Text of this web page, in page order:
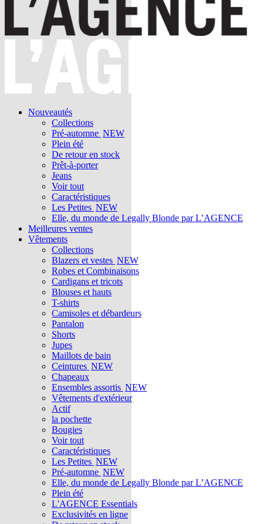
Nouveautés
Collections
Pré-automne NEW
Plein été
De retour en stock
Prêt-à-porter
Jeans
Voir tout
Caractéristiques
Les Petites NEW
Elle, du monde de Legally Blonde par L’AGENCE
Meilleures ventes
Vêtements
Collections
Blazers et vestes NEW
Robes et Combinaisons
Cardigans et tricots
Blouses et hauts
T-shirts
Camisoles et débardeurs
Pantalon
Shorts
Jupes
Maillots de bain
Ceintures NEW
Chapeaux
Ensembles assortis NEW
Vêtements d'extérieur
Actif
la pochette
Bougies
Voir tout
Caractéristiques
Les Petites NEW
Pré-automne NEW
Elle, du monde de Legally Blonde par L’AGENCE
Plein été
L'AGENCE Essentials
Exclusivités en ligne